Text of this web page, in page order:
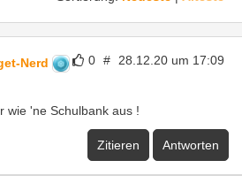
0 # 28.12.20 um 17:09
Nerd
wie 'ne Schulbank aus !
Zitieren Antworten